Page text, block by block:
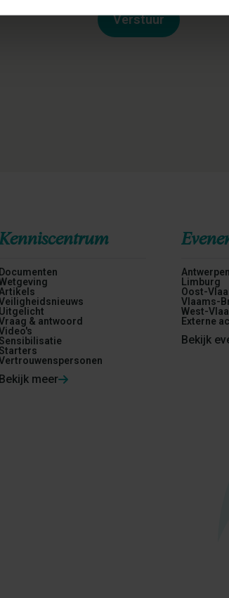
Verstuur
Documenten
Artikels
Uitgelicht
& antwoord
Sensibilisatie
Starters
Bekijk meer
Antwerpen
Limburg
Oost-
Vlaams-
West-
Externe
Bekijk